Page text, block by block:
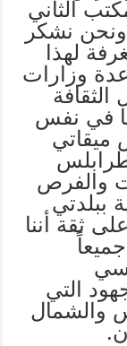
الثاني
نشكر
لهذا
عدة وزارات
في نفس
ميقاتي
والفرص
ببلدتي
ثقة أننا
التي
والشمال